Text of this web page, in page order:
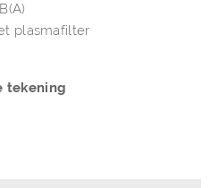
plasmafilter
tekening